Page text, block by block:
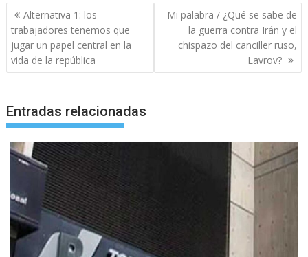
Navegación
de
entradas
Alternativa 1: los
trabajadores tenemos que
jugar un papel central en la
vida de la república
Mi palabra / ¿Qué se sabe de
la guerra contra Irán y el
chispazo del canciller ruso,
Lavrov?
Entradas relacionadas